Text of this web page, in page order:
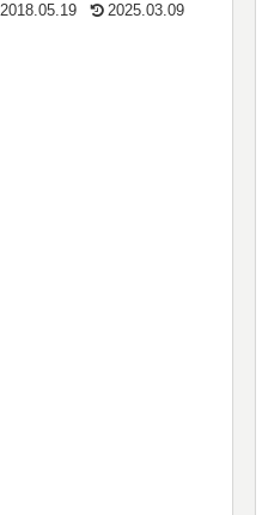
2018.05.19 2025.03.09